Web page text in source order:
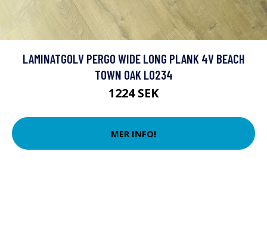
LAMINATGOLV PERGO WIDE LONG PLANK 4V BEACH
TOWN OAK L0234
1224 SEK
MER INFO!